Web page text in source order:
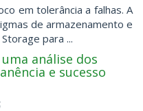
em tolerância a falhas. A
de armazenamento e
para ...
análise dos
e sucesso